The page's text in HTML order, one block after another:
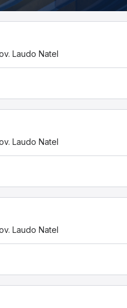
Laudo Natel
Laudo Natel
Laudo Natel